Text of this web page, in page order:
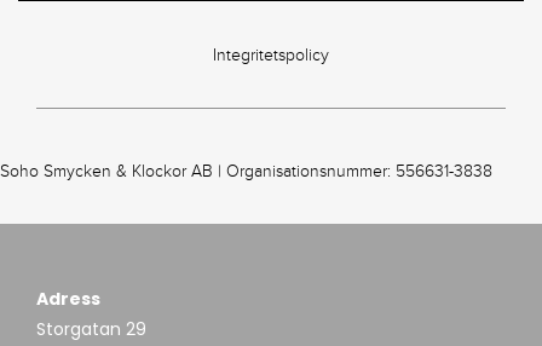
Integritetspolicy
Soho Smycken & Klockor AB | Organisationsnummer: 556631-3838
Adress
Storgatan 29